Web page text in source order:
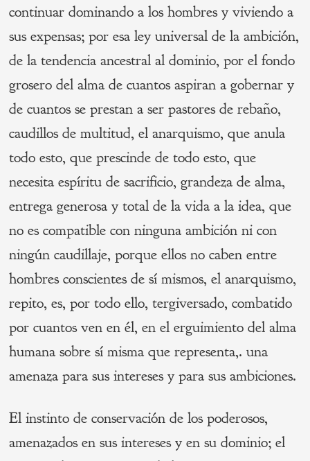
continuar dominando a los hombres y viviendo a
sus expensas; por esa ley universal de la ambición,
de la tendencia ancestral al dominio, por el fondo
grosero del alma de cuantos aspiran a gobernar y
de cuantos se prestan a ser pastores de rebaño,
caudillos de multitud, el anarquismo, que anula
todo esto, que prescinde de todo esto, que
necesita espíritu de sacrificio, grandeza de alma,
entrega generosa y total de la vida a la idea, que
no es compatible con ninguna ambición ni con
ningún caudillaje, porque ellos no caben entre
hombres conscientes de sí mismos, el anarquismo,
repito, es, por todo ello, tergiversado, combatido
por cuantos ven en él, en el erguimiento del alma
humana sobre sí misma que representa,. una
amenaza para sus intereses y para sus ambiciones.
El instinto de conservación de los poderosos,
amenazados en sus intereses y en su dominio; el